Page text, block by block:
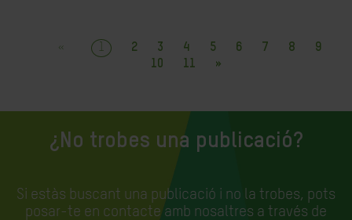
« 1 2 3 4 5 6 7 8
9
10
11 »
¿No trobes una publicació?
Si estàs buscant una publicació i no la trobes, pots
posar-te en contacte amb nosaltres a través de